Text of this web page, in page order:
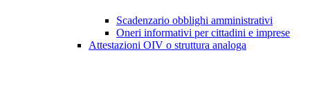
Scadenzario obblighi amministrativi
Oneri informativi per cittadini e imprese
Attestazioni OIV o struttura analoga